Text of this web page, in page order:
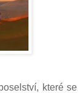
které se